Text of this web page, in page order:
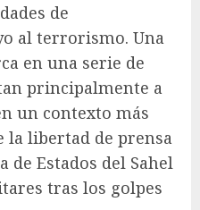
de
al terrorismo. Una
en una serie de
principalmente a
un contexto más
la libertad de prensa
de Estados del Sahel
tras los golpes